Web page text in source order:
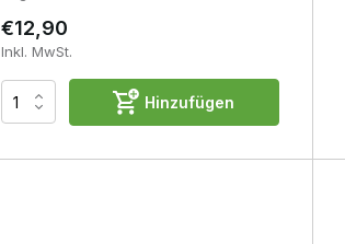
€12,90
Inkl. MwSt.
Hinzufügen